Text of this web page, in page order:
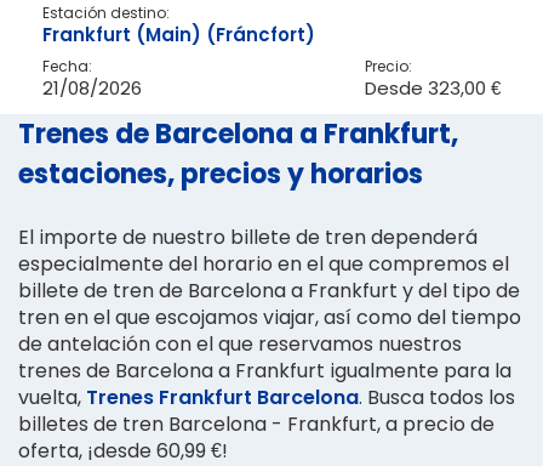
Estación destino:
Frankfurt (Main) (Fráncfort)
Fecha:
21/08/2026
Precio:
Desde 323,00 €
Trenes de Barcelona a Frankfurt,
estaciones, precios y horarios
El importe de nuestro billete de tren dependerá
especialmente del horario en el que compremos el
billete de tren de Barcelona a Frankfurt y del tipo de
tren en el que escojamos viajar, así como del tiempo
de antelación con el que reservamos nuestros
trenes de Barcelona a Frankfurt igualmente para la
vuelta, Trenes Frankfurt Barcelona. Busca todos los
billetes de tren Barcelona - Frankfurt, a precio de
oferta, ¡desde 60,99 €!